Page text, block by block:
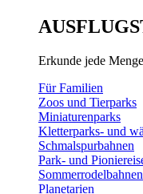
Erkunde jede
Für Familien
Zoos und Tierparks
Miniaturenparks
Kletterparks- und
Schmalspurbahnen
Park- und
Sommerrodelbahnen
Planetarien